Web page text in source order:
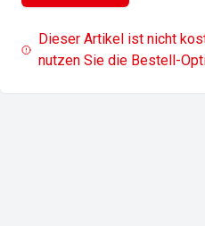
Dieser Artikel ist nicht
nutzen Sie die Bestell-